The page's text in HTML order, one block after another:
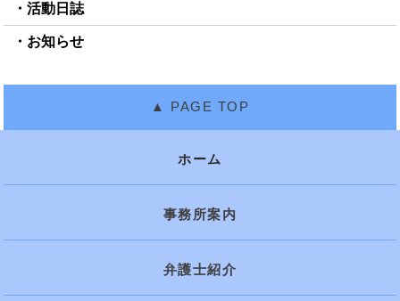
活動日誌
お知らせ
ホーム
事務所案内
弁護士紹介